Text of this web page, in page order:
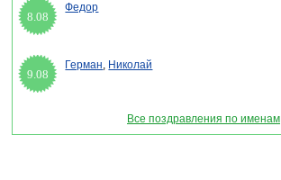
8.08
Федор
9.08
Герман, Николай
Все поздравления по именам